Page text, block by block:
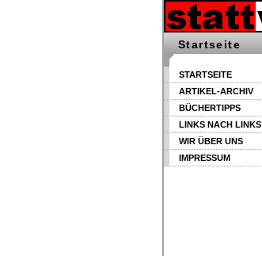
Startseite
STARTSEITE
ARTIKEL-ARCHIV
BÜCHERTIPPS
LINKS NACH LINKS
WIR ÜBER UNS
IMPRESSUM